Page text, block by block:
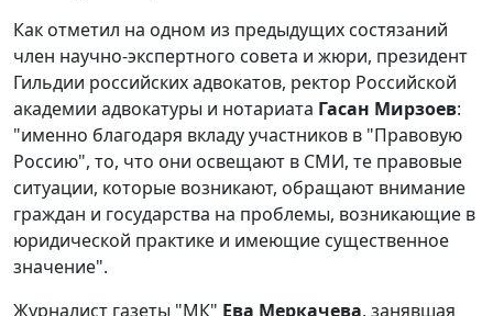
Как отметил на одном из предыдущих состязаний
член научно-экспертного совета и жюри, президент
Гильдии российских адвокатов, ректор Российской
академии адвокатуры и нотариата Гасан Мирзоев:
"именно благодаря вкладу участников в "Правовую
Россию", то, что они освещают в СМИ, те правовые
ситуации, которые возникают, обращают внимание
граждан и государства на проблемы, возникающие в
юридической практике и имеющие существенное
значение".
Журналист газеты "МК" Ева Меркачева, занявшая